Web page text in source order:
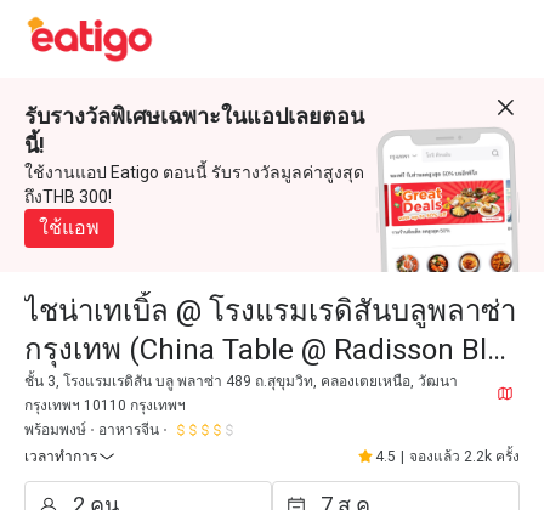
รับรางวัลพิเศษเฉพาะในแอปเลยตอน
นี้!
ใช้งานแอป Eatigo ตอนนี้ รับรางวัลมูลค่าสูงสุด
ถึงTHB 300!
ใช้แอพ
ไชน่าเทเบิ้ล @ โรงแรมเรดิสันบลูพลาซ่า
กรุงเทพ (China Table @ Radisson Blu
Plaza Bangkok)
ชั้น 3, โรงแรมเรดิสัน บลู พลาซ่า 489 ถ.สุขุมวิท, คลองเตยเหนือ, วัฒนา
กรุงเทพฯ 10110 กรุงเทพฯ
พร้อมพงษ์
อาหารจีน
เวลาทำการ
4.5 จองแล้ว 2.2k ครั้ง